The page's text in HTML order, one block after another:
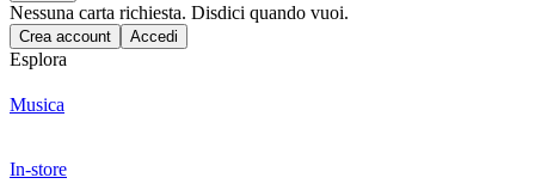
Nessuna carta richiesta. Disdici quando vuoi.
Crea account Accedi
Esplora
Musica
In-store